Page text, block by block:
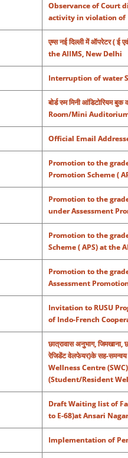
Observance of Court
activity in violation of
एम्स नई दिल्ली में ऑपरेटर (
the AIIMS, New Delhi
Interruption of water
बोर्ड रुम मिनी आंडिटोरियम
Room/Mini
Official Email
Promotion to the
Promotion Scheme (
Promotion to the
under Assessment
Promotion to the
Scheme ( APS) at the
Promotion to the
Assessment
Invitation to RUSU
of Indo-French
छात्रावास अनुभाग, जिमखाना,
रेजिडेंट वेलफेयर)के सह-
Wellness Centre
(Student/Resident
Draft Waiting list of
to E-68)at Ansari
Implementation of